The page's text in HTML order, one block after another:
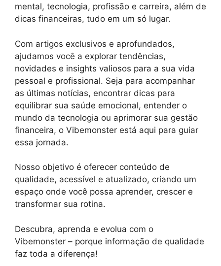
mental, tecnologia, profissão e carreira, além de
dicas financeiras, tudo em um só lugar.
Com artigos exclusivos e aprofundados,
ajudamos você a explorar tendências,
novidades e insights valiosos para a sua vida
pessoal e profissional. Seja para acompanhar
as últimas notícias, encontrar dicas para
equilibrar sua saúde emocional, entender o
mundo da tecnologia ou aprimorar sua gestão
financeira, o Vibemonster está aqui para guiar
essa jornada.
Nosso objetivo é oferecer conteúdo de
qualidade, acessível e atualizado, criando um
espaço onde você possa aprender, crescer e
transformar sua rotina.
Descubra, aprenda e evolua com o
Vibemonster – porque informação de qualidade
faz toda a diferença!